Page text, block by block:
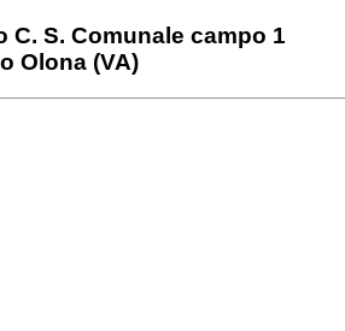
C. S. Comunale campo 1
Olona (VA)